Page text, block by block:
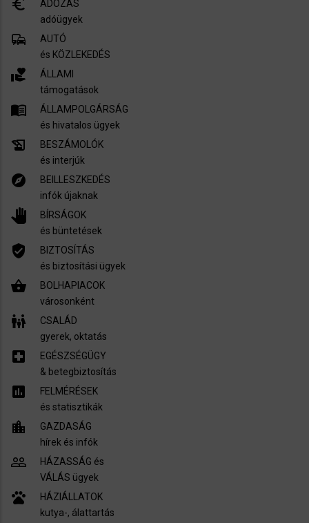
euro_symbol
ADÓZÁS
adóügyek
commute
AUTÓ
és KÖZLEKEDÉS
volunteer_activism
ÁLLAMI
támogatások
menu_book
ÁLLAMPOLGÁRSÁG
és hivatalos ügyek
history_edu
BESZÁMOLÓK
és interjúk
explore
BEILLESZKEDÉS
infók újaknak
pan_tool
BÍRSÁGOK
és büntetések
verified_user
BIZTOSÍTÁS
és biztosítási ügyek
shopping_basket
BOLHAPIACOK
városonként
family_restroom
CSALÁD
gyerek, oktatás
local_hospital
EGÉSZSÉGÜGY
​& betegbiztosítás
assessment
FELMÉRÉSEK
és statisztikák
location_city
GAZDASÁG
hírek és infók
people_outline
HÁZASSÁG és
VÁLÁS ügyek
pets
HÁZIÁLLATOK
kutya-, álattartás